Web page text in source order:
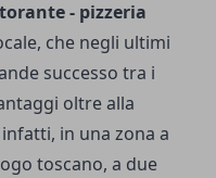
- pizzeria
che negli ultimi
successo tra i
oltre alla
in una zona a
toscano, a due